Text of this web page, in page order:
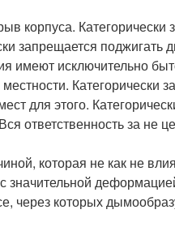
корпуса.
запрещается
исключительно
для этого.
ответственность за не
которая не как не
значительной
через которых